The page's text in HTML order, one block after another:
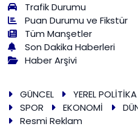
Trafik Durumu
Puan Durumu ve Fikstür
Tüm Manşetler
Son Dakika Haberleri
Haber Arşivi
GÜNCEL YEREL POLİTİKA
SPOR
EKONOMİ
Resmi Reklam